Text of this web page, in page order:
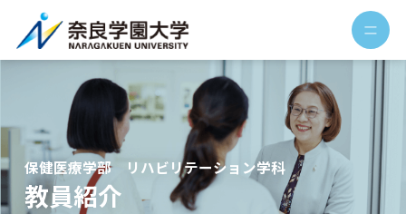
保健医療学部 リハビリテーション学科
教員紹介